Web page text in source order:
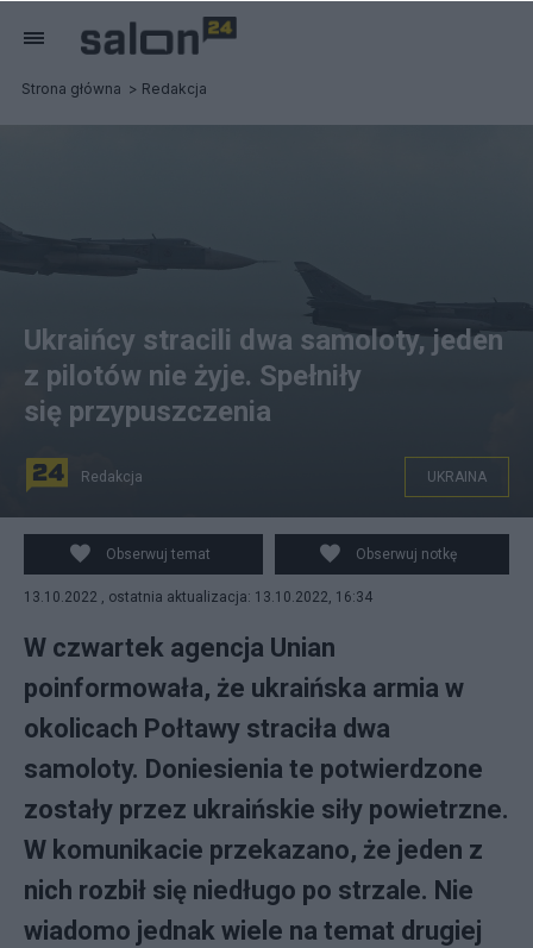
Strona główna Redakcja
Ukraińskie siły powietrzne straciły dwa samoloty
niedaleko Połtawy. (fot. Flickr)
Ukraińcy stracili dwa samoloty, jeden
z pilotów nie żyje. Spełniły
się przypuszczenia
Redakcja UKRAINA
Obserwuj temat Obserwuj notkę
13.10.2022 , ostatnia aktualizacja: 13.10.2022, 16:34
W czwartek agencja Unian
poinformowała, że ukraińska armia w
okolicach Połtawy straciła dwa
samoloty. Doniesienia te potwierdzone
zostały przez ukraińskie siły powietrzne.
W komunikacie przekazano, że jeden z
nich rozbił się niedługo po strzale. Nie
wiadomo jednak wiele na temat drugiej